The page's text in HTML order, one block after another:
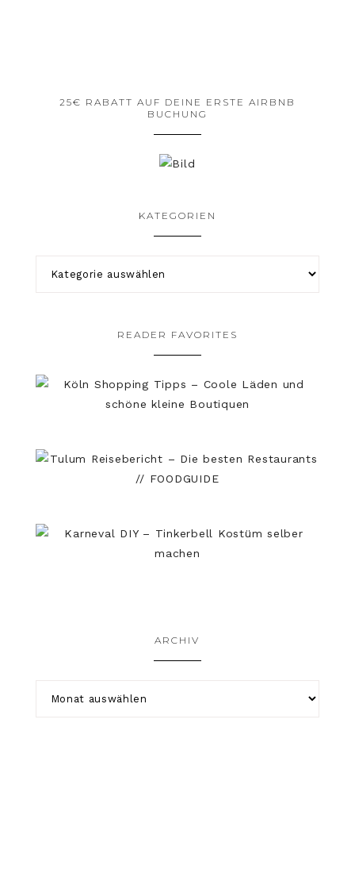
25€ RABATT AUF DEINE ERSTE AIRBNB
BUCHUNG
KATEGORIEN
READER FAVORITES
ARCHIV